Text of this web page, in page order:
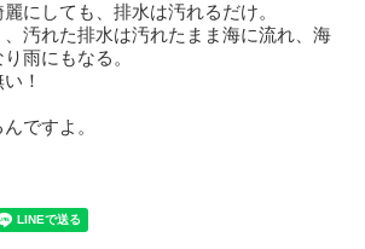
にしても、排水は汚れるだけ。
汚れた排水は汚れたまま海に流れ、海
雨にもなる。
！
ですよ。